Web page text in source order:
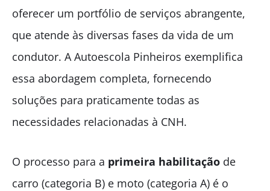
oferecer um portfólio de serviços abrangente,
que atende às diversas fases da vida de um
condutor. A Autoescola Pinheiros exemplifica
essa abordagem completa, fornecendo
soluções para praticamente todas as
necessidades relacionadas à CNH.
O processo para a primeira habilitação de
carro (categoria B) e moto (categoria A) é o